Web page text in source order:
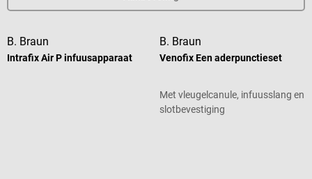
B. Braun
Intrafix Air P infuusapparaat
B. Braun
Venofix Een aderpunctieset
Met vleugelcanule, infuusslang en
slotbevestiging